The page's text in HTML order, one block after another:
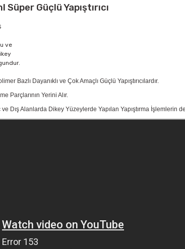
Güçlü Yapıştırıcı
ve
Bazlı Dayanıklı ve Çok Amaçlı Güçlü Yapıştırıcılardır.
Parçlarının Yerini Alır.
Dış Alanlarda Dikey Yüzeylerde Yapılan Yapıştırma İşlemlerin